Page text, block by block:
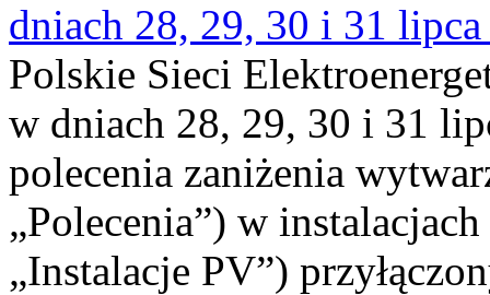
dniach 28, 29, 30 i 31
Polskie Sieci
w dniach 28, 29, 30 i 31
polecenia zaniżenia
„Polecenia”) w
„Instalacje PV”)